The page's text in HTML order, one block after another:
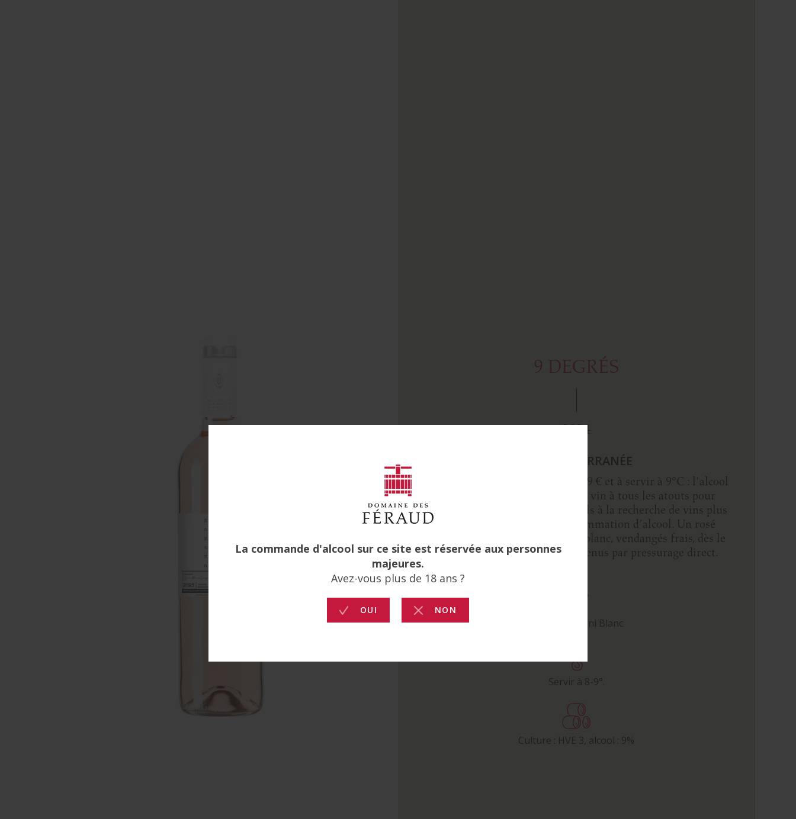
9 DEGRÉS
2024
IGP MÉDITERRANÉE
9° est un rosé à 9° d'alcool, pour 9 € et à servir à 9°C : l'alcool
en moins, le plaisir en plus. Ce vin à tous les atouts pour
séduire les amateurs traditionnels à la recherche de vins plus
légers pour limiter leur consommation d’alcool. Un rosé
composé de Carignan et d’Ugni blanc, vendangés frais, dès le
matin. Les jus sont ensuite obtenus par pressurage direct.
Carignan, Ugni Blanc
Servir à 8-9°.
Culture : HVE 3, alcool : 9%